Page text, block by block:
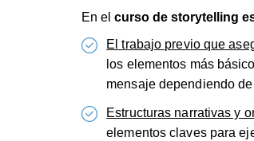
En el curso de storytelling
El trabajo previo que
los elementos más
mensaje dependiendo
Estructuras narrativas y
elementos claves para